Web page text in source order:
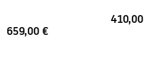
150mm
659,00 €
410,00 €